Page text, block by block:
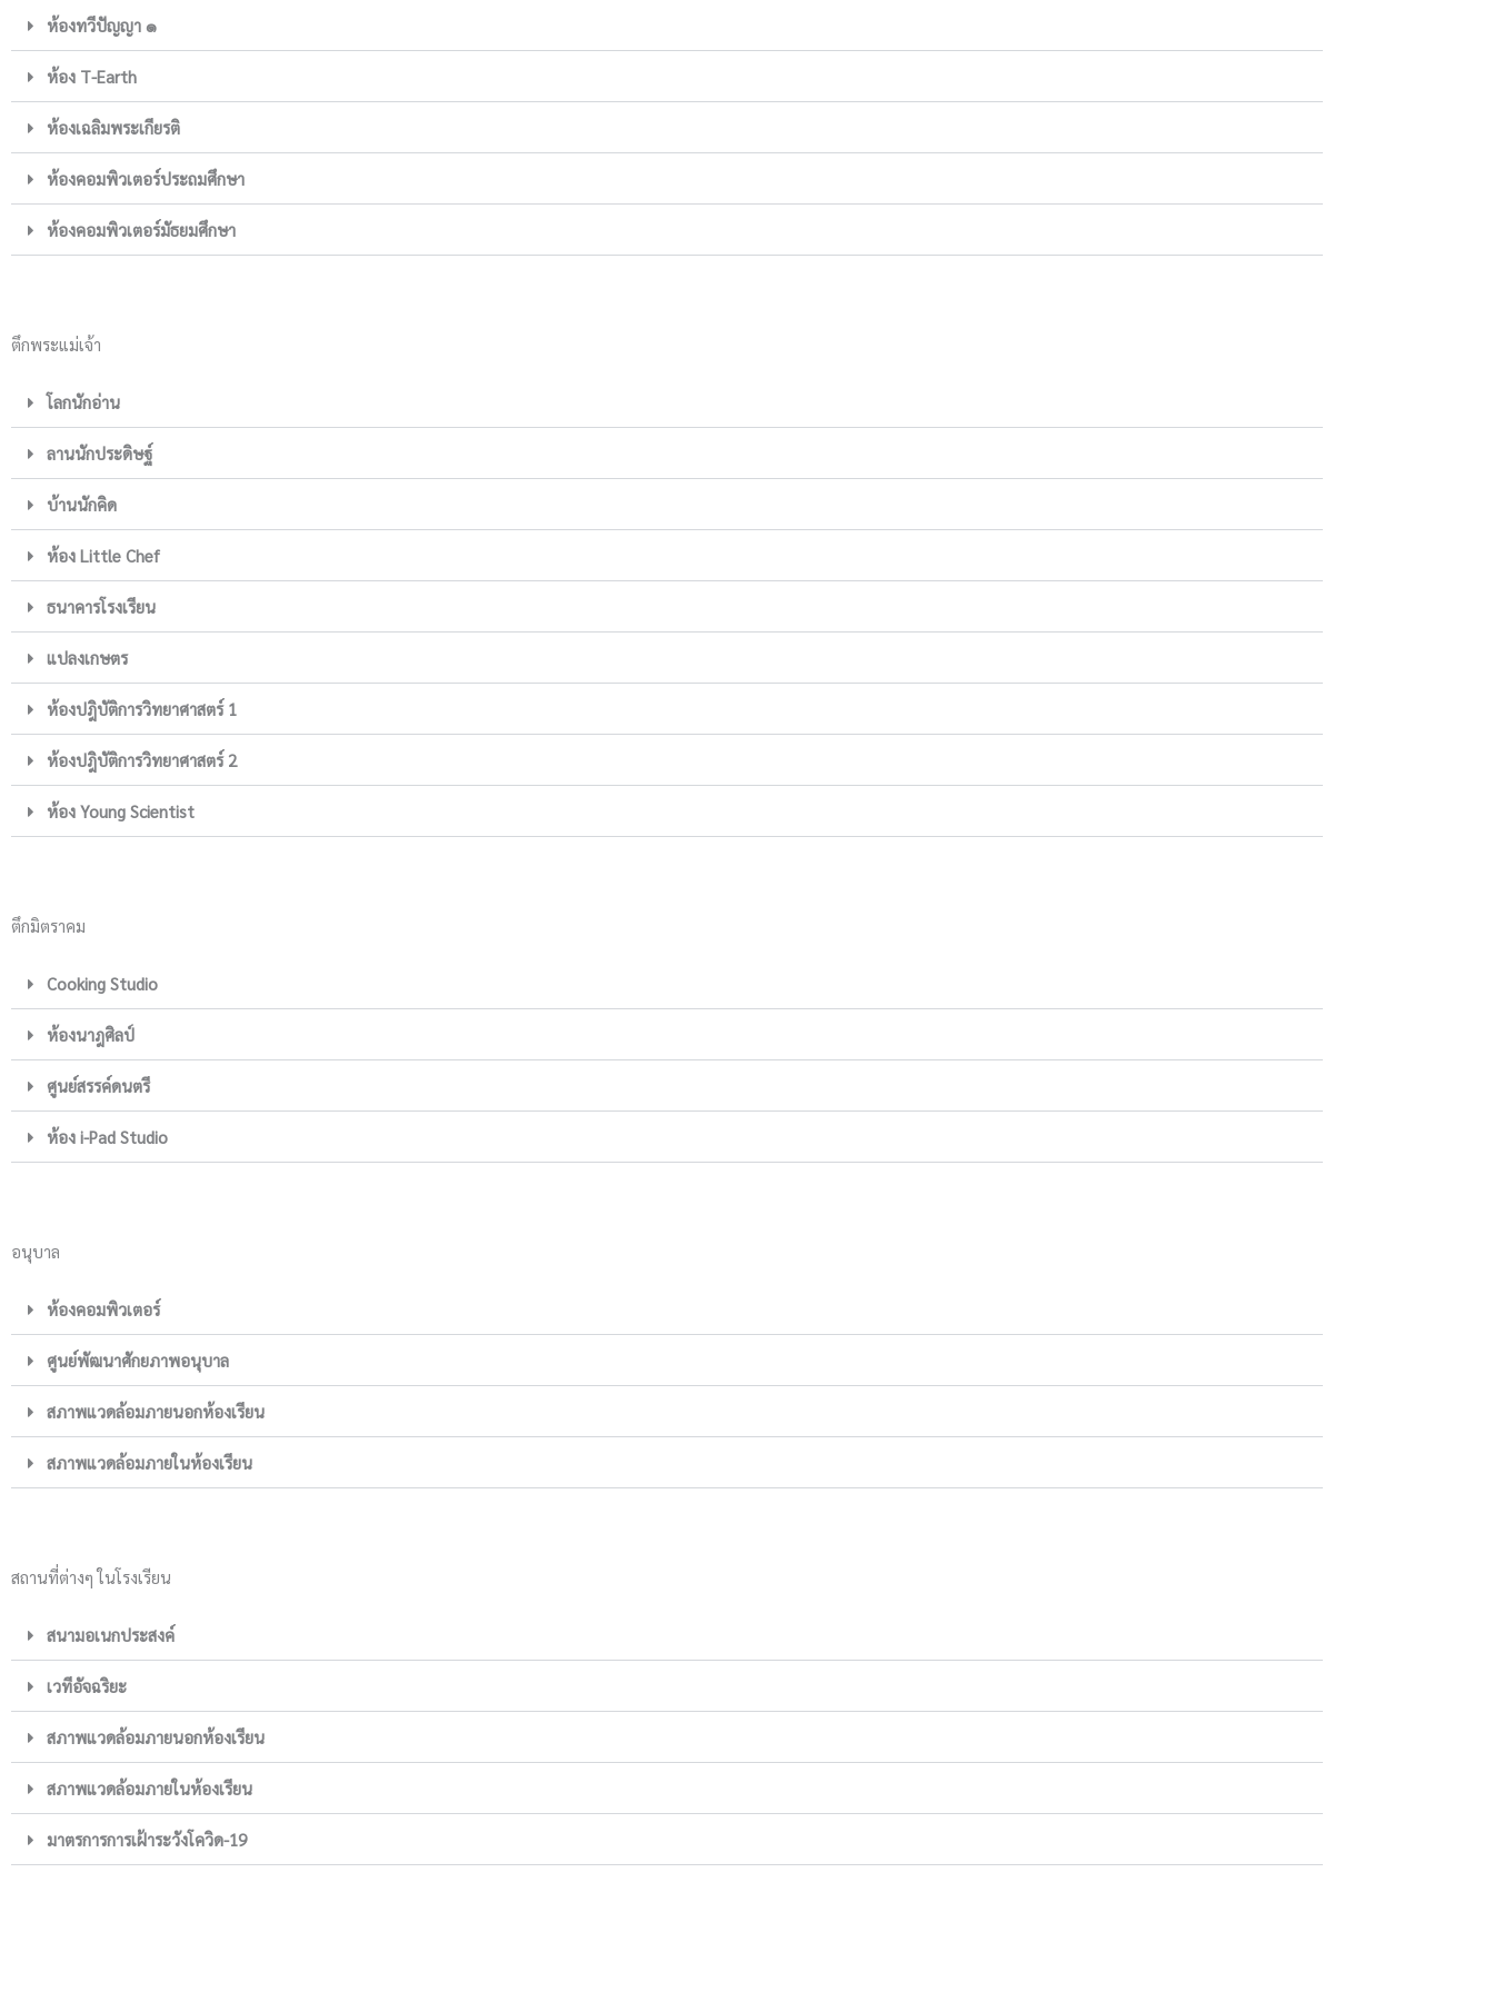
ห้องทวีปัญญา ๑
ห้อง T-Earth
ห้องเฉลิมพระเกียรติ
ห้องคอมพิวเตอร์ประถมศึกษา
ห้องคอมพิวเตอร์มัธยมศึกษา
ตึกพระแม่เจ้า
โลกนักอ่าน
ลานนักประดิษฐ์
บ้านนักคิด
ห้อง Little Chef
ธนาคารโรงเรียน
แปลงเกษตร
ห้องปฎิบัติการวิทยาศาสตร์ 1
ห้องปฎิบัติการวิทยาศาสตร์ 2
ห้อง Young Scientist
ตึกมิตราคม
Cooking Studio
ห้องนาฎศิลป์
ศูนย์สรรค์ดนตรี
ห้อง i-Pad Studio
อนุบาล
ห้องคอมพิวเตอร์
ศูนย์พัฒนาศักยภาพอนุบาล
สภาพแวดล้อมภายนอกห้องเรียน
สภาพแวดล้อมภายในห้องเรียน
สถานที่ต่างๆ ในโรงเรียน
สนามอเนกประสงค์
เวทีอัจฉริยะ
สภาพแวดล้อมภายนอกห้องเรียน
สภาพแวดล้อมภายในห้องเรียน
มาตรการการเฝ้าระวังโควิด-19